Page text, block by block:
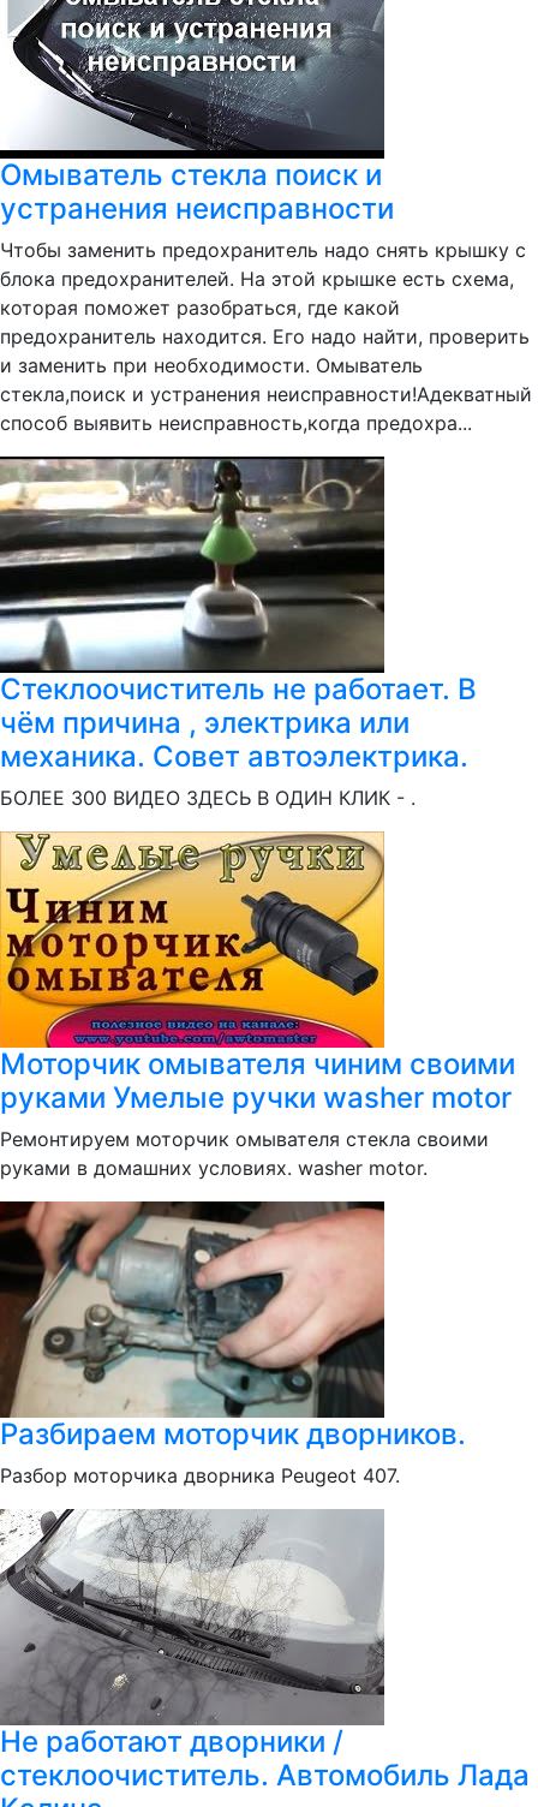
Омыватель стекла поиск и
устранения неисправности
Чтобы заменить предохранитель надо снять крышку с
блока предохранителей. На этой крышке есть схема,
которая поможет разобраться, где какой
предохранитель находится. Его надо найти, проверить
и заменить при необходимости. Омыватель
стекла,поиск и устранения неисправности!Адекватный
способ выявить неисправность,когда предохра...
Стеклоочиститель не работает. В
чём причина , электрика или
механика. Совет автоэлектрика.
БОЛЕЕ 300 ВИДЕО ЗДЕСЬ В ОДИН КЛИК - .
Моторчик омывателя чиним своими
руками Умелые ручки washer motor
Ремонтируем моторчик омывателя стекла своими
руками в домашних условиях. washer motor.
Разбираем моторчик дворников.
Разбор моторчика дворника Peugeot 407.
Не работают дворники /
стеклоочиститель. Автомобиль Лада